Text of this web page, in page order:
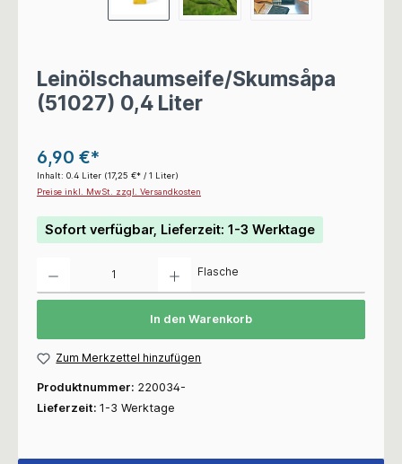
Leinölschaumseife/Skumsåpa
(51027) 0,4 Liter
6,90 €*
Inhalt: 0.4 Liter (17,25 €* / 1 Liter)
Preise inkl. MwSt. zzgl. Versandkosten
Sofort verfügbar, Lieferzeit: 1-3 Werktage
Flasche
In den Warenkorb
Zum Merkzettel hinzufügen
Produktnummer: 220034-
Lieferzeit: 1-3 Werktage